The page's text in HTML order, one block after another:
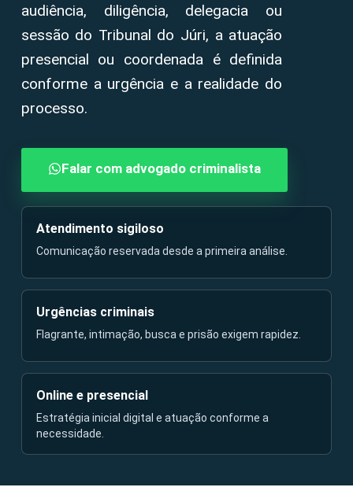
audiência, diligência, delegacia ou
sessão do Tribunal do Júri, a atuação
presencial ou coordenada é definida
conforme a urgência e a realidade do
processo.
Falar com advogado criminalista
Atendimento sigiloso
Comunicação reservada desde a primeira análise.
Urgências criminais
Flagrante, intimação, busca e prisão exigem rapidez.
Online e presencial
Estratégia inicial digital e atuação conforme a
necessidade.